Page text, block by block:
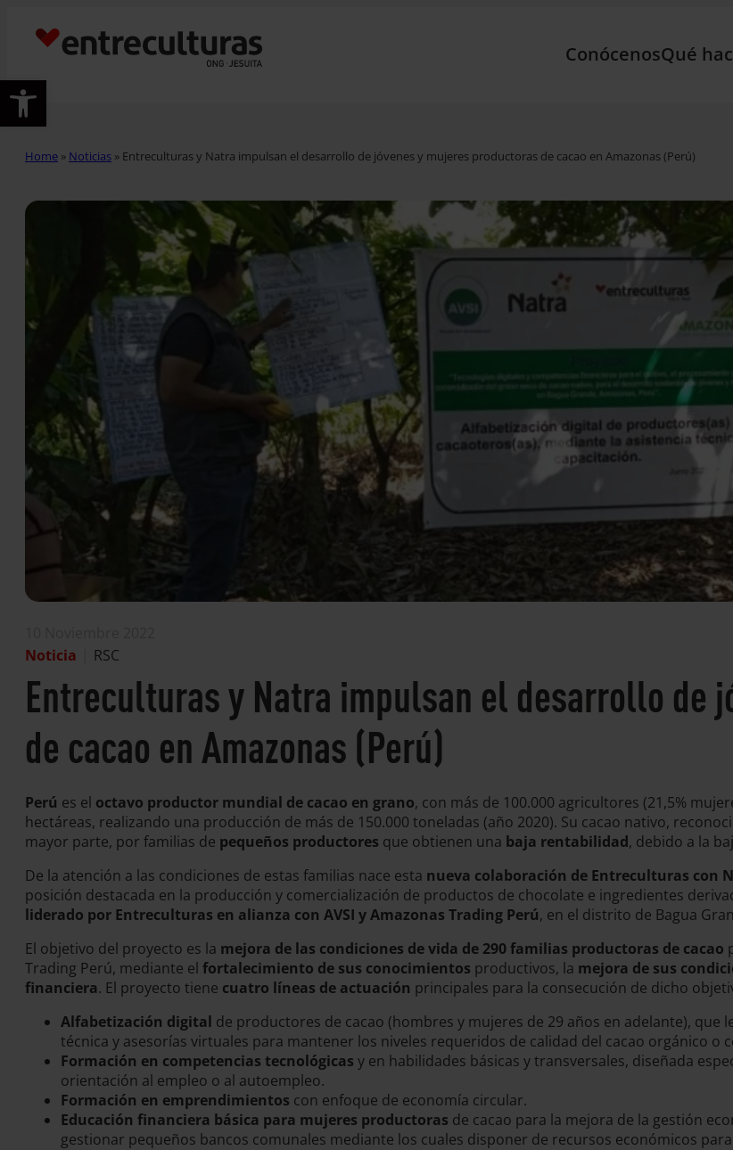
Abrir barra de herramientas
ConócenosQué
Home » Noticias » Entreculturas y Natra impulsan el desarrollo de jóvenes y mujeres productoras de cacao en Amazonas (Perú)
Noticia
RSC
Entreculturas y Natra impulsan el desarrollo de
de cacao en Amazonas (Perú)
Perú es el octavo productor mundial de cacao en grano, con más de 100.000 agricultores (21,5%
hectáreas, realizando una producción de más de 150.000 toneladas (año 2020). Su cacao nativo,
mayor parte, por familias de pequeños productores que obtienen una baja rentabilidad, debido a la
De la atención a las condiciones de estas familias nace esta nueva colaboración de Entreculturas con
posición destacada en la producción y comercialización de productos de chocolate e ingredientes
liderado por Entreculturas en alianza con AVSI y Amazonas Trading Perú, en el distrito de Bagua
El objetivo del proyecto es la mejora de las condiciones de vida de 290 familias productoras de cacao
Trading Perú, mediante el fortalecimiento de sus conocimientos productivos, la mejora de sus
financiera. El proyecto tiene cuatro líneas de actuación principales para la consecución de dicho
Alfabetización digital de productores de cacao (hombres y mujeres de 29 años en adelante),
técnica y asesorías virtuales para mantener los niveles requeridos de calidad del cacao orgánico
Formación en competencias tecnológicas y en habilidades básicas y transversales, diseñada
orientación al empleo o al autoempleo.
Formación en emprendimientos con enfoque de economía circular.
Educación financiera básica para mujeres productoras de cacao para la mejora de la gestión
gestionar pequeños bancos comunales mediante los cuales disponer de recursos económicos